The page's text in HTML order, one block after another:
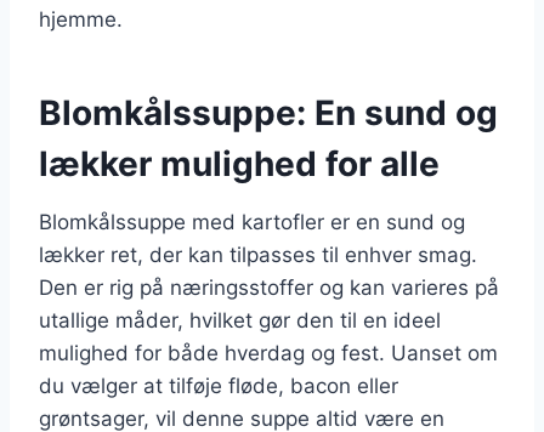
hjemme.
Blomkålssuppe: En sund og
lækker mulighed for alle
Blomkålssuppe med kartofler er en sund og
lækker ret, der kan tilpasses til enhver smag.
Den er rig på næringsstoffer og kan varieres på
utallige måder, hvilket gør den til en ideel
mulighed for både hverdag og fest. Uanset om
du vælger at tilføje fløde, bacon eller
grøntsager, vil denne suppe altid være en